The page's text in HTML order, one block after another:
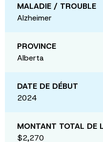
MALADIE / TROUBLE
Alzheimer
PROVINCE
Alberta
DATE DE DÉBUT
2024
MONTANT TOTAL DE
$2,270